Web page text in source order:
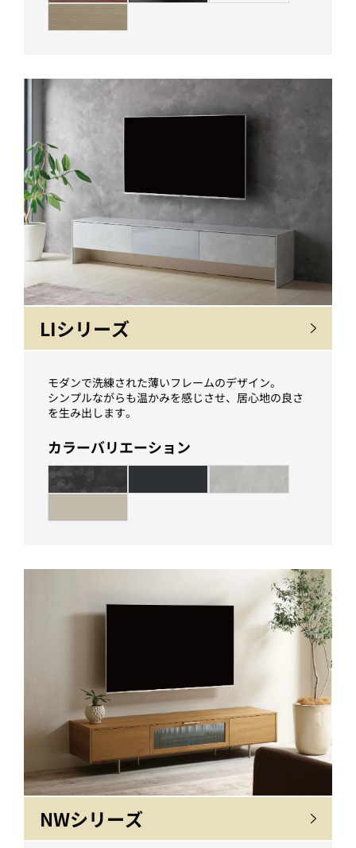
LIシリーズ
モダンで洗練された薄いフレームのデザイン。
シンプルながらも温かみを感じさせ、居心地の良さ
を生み出します。
カラーバリエーション
NWシリーズ